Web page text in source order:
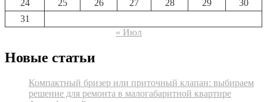
24
25 26 27 28 29
30
31
« Июл
Новые статьи
Компактный бризер или приточный клапан: выбираем
решение для ремонта в малогабаритной квартире